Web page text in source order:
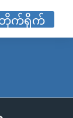
က်ရိုက်